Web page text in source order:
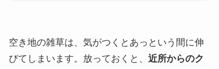
空き地の雑草は、気がつくとあっという間に伸
びてしまいます。放っておくと、 近所からのク